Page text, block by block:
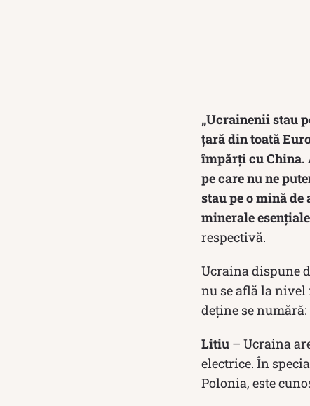
„Ucrainenii stau
țară din toată
împărți cu China.
pe care nu ne
stau pe o mină
minerale
respectivă.
Ucraina dispune
nu se află la nivel
deține se numără:
Litiu – Ucraina
electrice. În
Polonia, este